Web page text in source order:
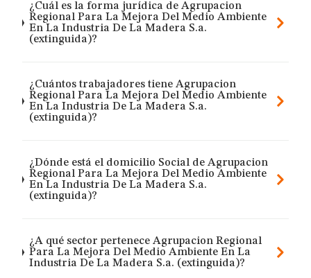
¿Cuál es la forma jurídica de Agrupacion
Regional Para La Mejora Del Medio Ambiente
En La Industria De La Madera S.a.
(extinguida)?
¿Cuántos trabajadores tiene Agrupacion
Regional Para La Mejora Del Medio Ambiente
En La Industria De La Madera S.a.
(extinguida)?
¿Dónde está el domicilio Social de Agrupacion
Regional Para La Mejora Del Medio Ambiente
En La Industria De La Madera S.a.
(extinguida)?
¿A qué sector pertenece Agrupacion Regional
Para La Mejora Del Medio Ambiente En La
Industria De La Madera S.a. (extinguida)?